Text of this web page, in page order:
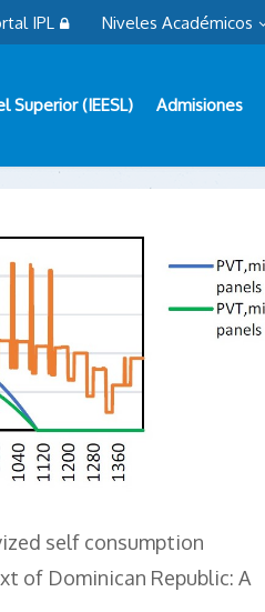
Niveles Académicos
IPL
Superior (IEESL) Admisiones
self consumption
of Dominican Republic: A